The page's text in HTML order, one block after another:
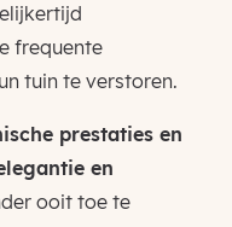
frequente
tuin te verstoren.
prestaties en
en
ooit toe te